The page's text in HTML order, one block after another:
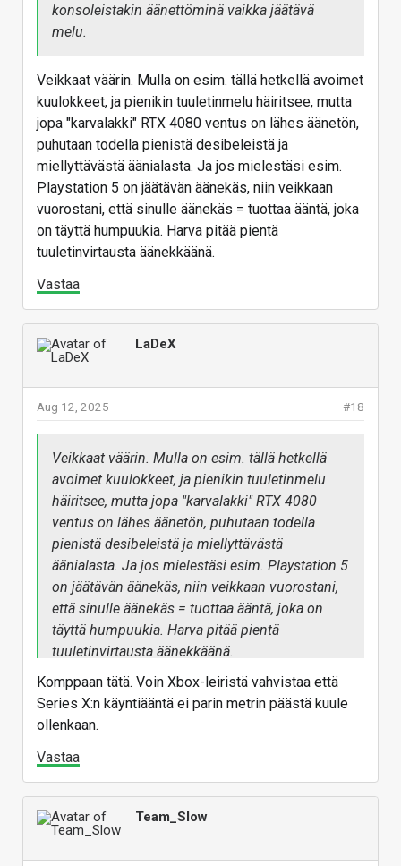
konsoleistakin äänettöminä vaikka jäätävä
melu.
Veikkaat väärin. Mulla on esim. tällä hetkellä avoimet
kuulokkeet, ja pienikin tuuletinmelu häiritsee, mutta
jopa "karvalakki" RTX 4080 ventus on lähes äänetön,
puhutaan todella pienistä desibeleistä ja
miellyttävästä äänialasta. Ja jos mielestäsi esim.
Playstation 5 on jäätävän äänekäs, niin veikkaan
vuorostani, että sinulle äänekäs = tuottaa ääntä, joka
on täyttä humpuukia. Harva pitää pientä
tuuletinvirtausta äänekkäänä.
Vastaa
LaDeX
#18
Aug 12, 2025
Veikkaat väärin. Mulla on esim. tällä hetkellä
avoimet kuulokkeet, ja pienikin tuuletinmelu
häiritsee, mutta jopa "karvalakki" RTX 4080
ventus on lähes äänetön, puhutaan todella
pienistä desibeleistä ja miellyttävästä
äänialasta. Ja jos mielestäsi esim. Playstation 5
on jäätävän äänekäs, niin veikkaan vuorostani,
että sinulle äänekäs = tuottaa ääntä, joka on
täyttä humpuukia. Harva pitää pientä
tuuletinvirtausta äänekkäänä.
Komppaan tätä. Voin Xbox-leiristä vahvistaa että
Series X:n käyntiääntä ei parin metrin päästä kuule
ollenkaan.
Vastaa
Team_Slow